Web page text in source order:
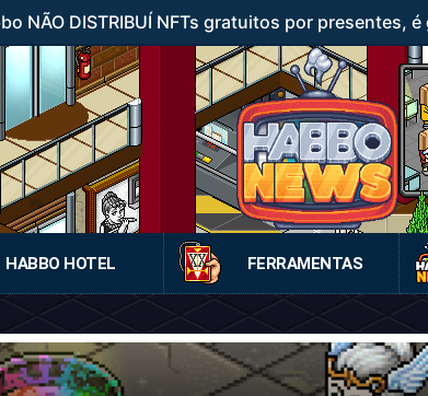
NÃO DISTRIBUÍ NFTs gratuitos por presentes,
HABBO HOTEL FERRAMENTAS